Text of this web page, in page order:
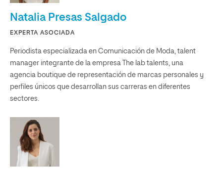
Natalia Presas Salgado
EXPERTA ASOCIADA
Periodista especializada en Comunicación de Moda, talent
manager integrante de la empresa The lab talents, una
agencia boutique de representación de marcas personales y
perfiles únicos que desarrollan sus carreras en diferentes
sectores.